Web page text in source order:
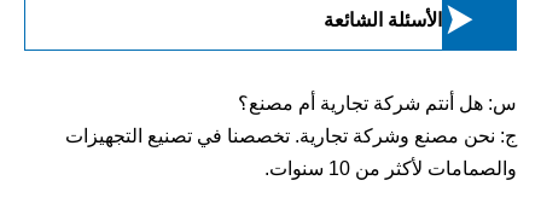
 الأسئلة الشائعة
س: هل أنتم شركة تجارية أم مصنع؟
ج: نحن مصنع وشركة تجارية. تخصصنا في تصنيع التجهيزات
والصمامات لأكثر من 10 سنوات.